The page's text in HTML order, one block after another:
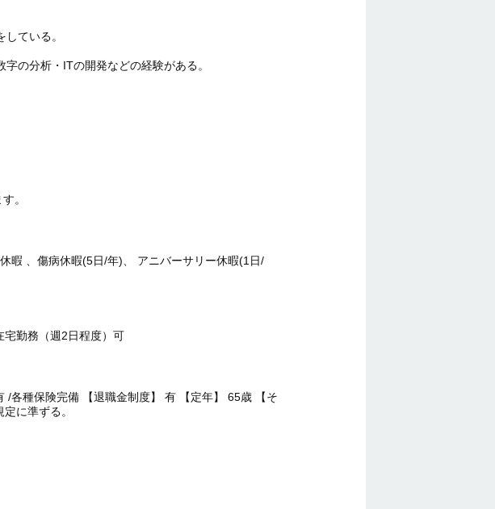
ている。
の分析・ITの開発などの経験がある。
。
暇 、傷病休暇(5日/年)、 アニバーサリー休暇(1日/
宅勤務（週2日程度）可
/各種保険完備 【退職金制度】 有 【定年】 65歳 【そ
に準ずる。